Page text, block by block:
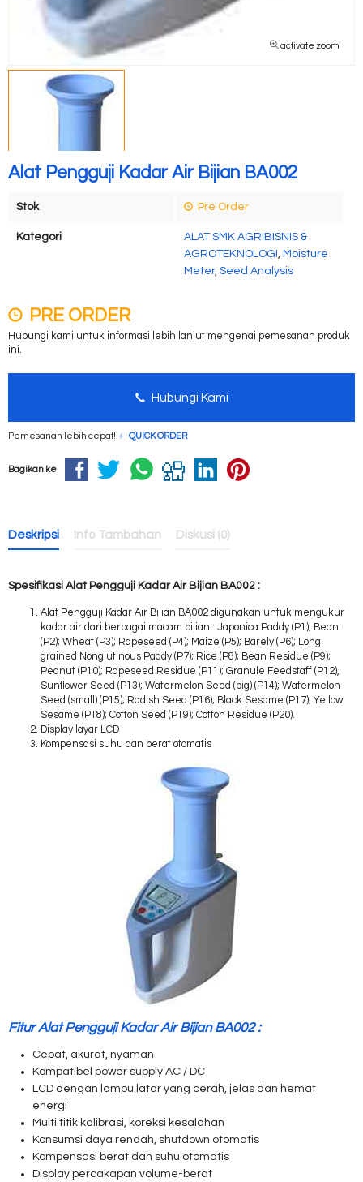
activate zoom
Alat Pengguji Kadar Air Bijian BA002
Stok Pre Order
Kategori
ALAT SMK AGRIBISNIS &
AGROTEKNOLOGI , Moisture
Meter, Seed Analysis
PRE ORDER
Hubungi kami untuk informasi lebih lanjut mengenai pemesanan produk
ini.
Hubungi Kami
Pemesanan lebih cepat! QUICK ORDER
Bagikan ke
Deskripsi Info Tambahan Diskusi (0)
Spesifikasi Alat Pengguji Kadar Air Bijian BA002 :
Alat Pengguji Kadar Air Bijian BA002 digunakan untuk mengukur
kadar air dari berbagai macam bijian : Japonica Paddy (P1); Bean
(P2); Wheat (P3); Rapeseed (P4); Maize (P5); Barely (P6); Long
grained Nonglutinous Paddy (P7); Rice (P8); Bean Residue (P9);
Peanut (P10); Rapeseed Residue (P11); Granule Feedstaff (P12),
Sunflower Seed (P13); Watermelon Seed (big) (P14); Watermelon
Seed (small) (P15); Radish Seed (P16); Black Sesame (P17); Yellow
Sesame (P18); Cotton Seed (P19); Cotton Residue (P20).
Display layar LCD
Kompensasi suhu dan berat otomatis
Fitur Alat Pengguji Kadar Air Bijian BA002 :
Cepat, akurat, nyaman
Kompatibel power supply AC / DC
LCD dengan lampu latar yang cerah, jelas dan hemat
energi
Multi titik kalibrasi, koreksi kesalahan
Konsumsi daya rendah, shutdown otomatis
Kompensasi berat dan suhu otomatis
Display percakapan volume-berat